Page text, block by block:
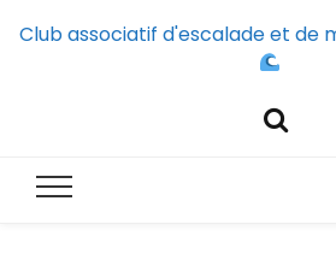
Club associatif d'escalade et de